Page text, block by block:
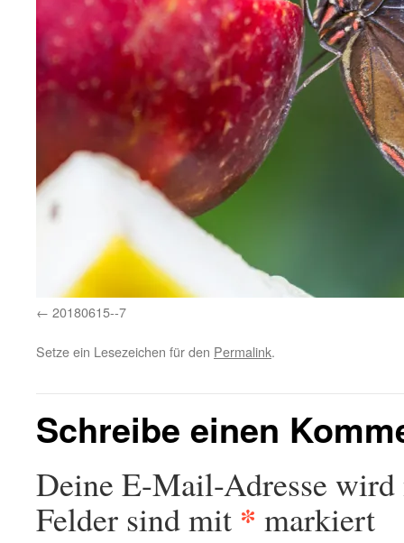
20180615--7
Setze ein Lesezeichen für den Permalink.
Schreibe einen
Deine E-Mail-Adresse
Felder sind mit * markiert